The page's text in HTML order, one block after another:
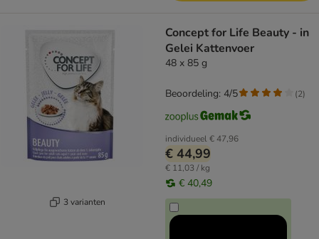
3 varianten
Concept for Life Beauty - in
Gelei Kattenvoer
48 x 85 g
individueel€ 47,96
€ 44,99
€ 11,03 / kg
€ 40,49
Beoordeling: 4/5 (2)